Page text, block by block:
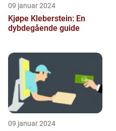
09 januar 2024
Kjøpe Kleberstein: En
dybdegående guide
09 januar 2024